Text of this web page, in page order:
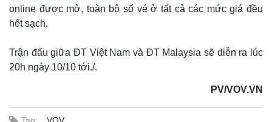
online được mở, toàn bộ số vé ở tất cả các mức giá đều
hết sạch.
Trận đấu giữa ĐT Việt Nam và ĐT Malaysia sẽ diễn ra lúc
20h ngày 10/10 tới./.
PV/VOV.VN